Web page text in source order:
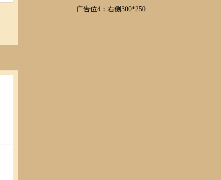
广告位4：右侧300*250